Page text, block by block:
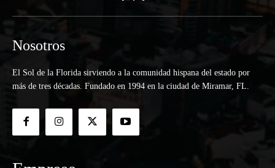
Nosotros
El Sol de la Florida sirviendo a la comunidad hispana del estado por
más de tres décadas. Fundado en 1994 en la ciudad de Miramar, FL.